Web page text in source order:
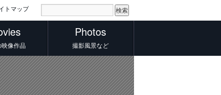
トマップ
像作品
Photos
撮影風景など